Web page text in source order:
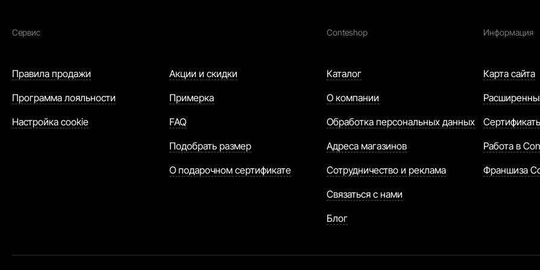
Сервис
Правила продажи
Программа лояльности
Настройка cookie
Акции и скидки
Примерка
FAQ
Подобрать размер
О подарочном сертификате
Conteshop
Каталог
О компании
Обработка персональных данных
Адреса магазинов
Сотрудничество и реклама
Связаться с нами
Блог
Информация
Карта сайта
Работа в
Франшиза